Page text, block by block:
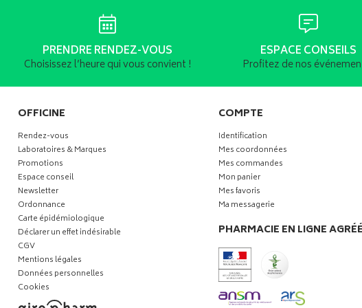
PRENDRE RENDEZ-VOUS
Choisissez l’heure qui vous convient !
ESPACE CONSEILS
Profitez de nos
OFFICINE
Rendez-vous
Laboratoires & Marques
Promotions
Espace conseil
Newsletter
Ordonnance
Carte épidémiologique
Déclarer un effet indésirable
CGV
Mentions légales
Données personnelles
Cookies
COMPTE
Identification
Mes coordonnées
Mes commandes
Mon panier
Mes favoris
Ma messagerie
PHARMACIE EN LIGNE